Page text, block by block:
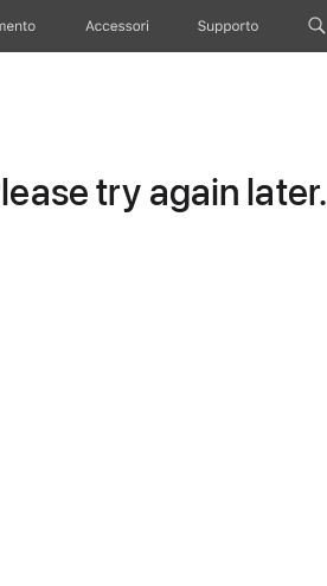
Accessori Supporto
try again later.